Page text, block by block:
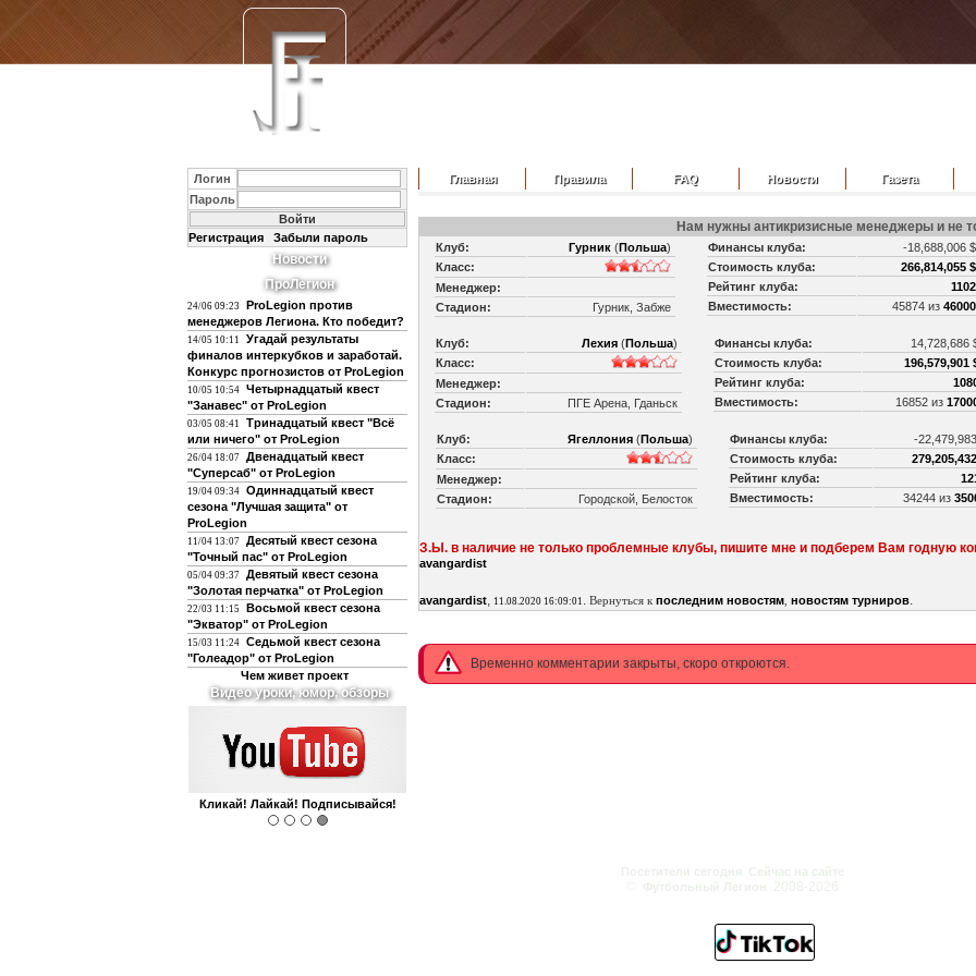
Логин
Пароль
Регистрация Забыли пароль
Новости
ПроЛегион
24/06 09:23
ProLegion против
менеджеров Легиона. Кто победит?
14/05 10:11
Угадай результаты
финалов интеркубков и заработай.
Конкурс прогнозистов от ProLegion
10/05 10:54 Четырнадцатый квест
"Занавес" от ProLegion
03/05 08:41
Тринадцатый квест "Всё
или ничего" от ProLegion
26/04 18:07 Двенадцатый квест
"Суперсаб" от ProLegion
19/04 09:34 Одиннадцатый квест
сезона "Лучшая защита" от
ProLegion
11/04 13:07 Десятый квест сезона
"Точный пас" от ProLegion
05/04 09:37 Девятый квест сезона
"Золотая перчатка" от ProLegion
22/03 11:15
Восьмой квест сезона
"Экватор" от ProLegion
15/03 11:24 Седьмой квест сезона
"Голеадор" от ProLegion
Чем живет проект
Видео уроки, юмор, обзоры
Кликай! Лайкай! Подписывайся!
Главная Правила FAQ Новости Газета
Нам нужны антикризисные менеджеры и не
Клуб: Гурник(Польша)
Класс:
Менеджер:
Стадион:
Гурник, Забже
Финансы клуба:
-18,688,006 $
Стоимость клуба:
266,814,055 $
Рейтинг клуба:
1102
Вместимость:
45874 из 46000
Клуб: Лехия (Польша)
Класс:
Менеджер:
Стадион:
ПГЕ Арена, Гданьск
Финансы клуба:
14,728,686
Стоимость клуба:
196,579,901
Рейтинг клуба:
Вместимость:
16852 из
Клуб: Ягеллония(Польша)
Класс:
Менеджер:
Стадион:
Городской, Белосток
Финансы клуба:
-
Стоимость клуба:
Рейтинг клуба:
Вместимость:
34244 из
З.Ы. в наличие не только проблемные клубы, пишите мне и подберем Вам годную
avangardist
avangardist, 11.08.2020 16:09:01 . Вернуться к последним новостям новостям турниров.
Временно комментарии закрыты, скоро откроются.